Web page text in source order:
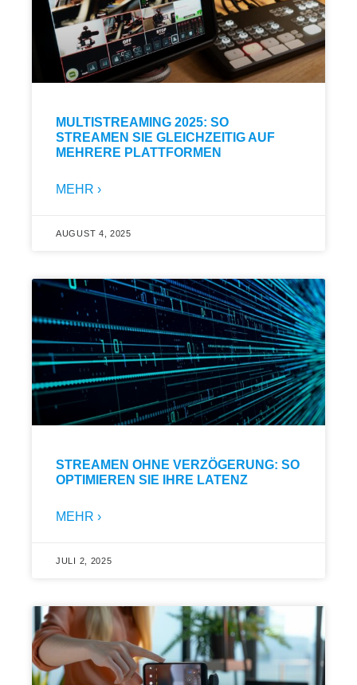
MULTISTREAMING 2025: SO
STREAMEN SIE GLEICHZEITIG AUF
MEHRERE PLATTFORMEN
MEHR ›
AUGUST 4, 2025
STREAMEN OHNE VERZÖGERUNG: SO
OPTIMIEREN SIE IHRE LATENZ
MEHR ›
JULI 2, 2025